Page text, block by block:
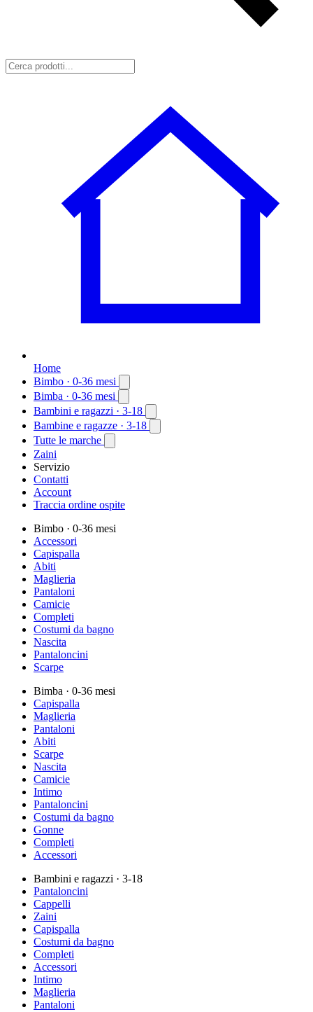
Home
Bimbo · 0-36 mesi
Bimba · 0-36 mesi
Bambini e ragazzi · 3-18
Bambine e ragazze · 3-18
Tutte le marche
Zaini
Servizio
Contatti
Account
Traccia ordine ospite
Bimbo · 0-36 mesi
Accessori
Capispalla
Abiti
Maglieria
Pantaloni
Camicie
Completi
Costumi da bagno
Nascita
Pantaloncini
Scarpe
Bimba · 0-36 mesi
Capispalla
Maglieria
Pantaloni
Abiti
Scarpe
Nascita
Camicie
Intimo
Pantaloncini
Costumi da bagno
Gonne
Completi
Accessori
Bambini e ragazzi · 3-18
Pantaloncini
Cappelli
Zaini
Capispalla
Costumi da bagno
Completi
Accessori
Intimo
Maglieria
Pantaloni